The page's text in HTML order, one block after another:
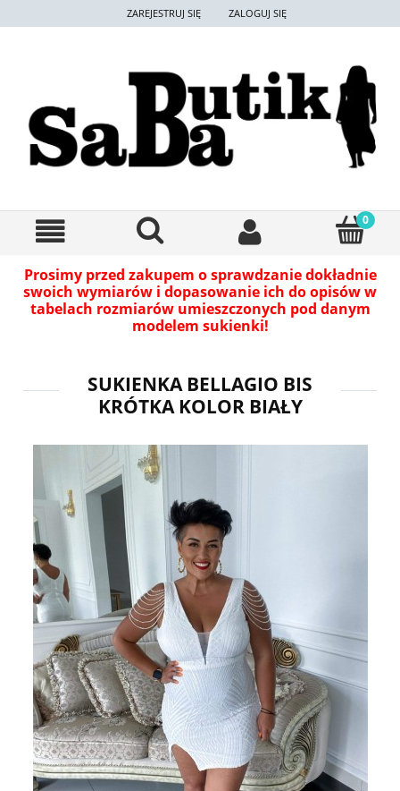
ZAREJESTRUJ SIĘ ZALOGUJ SIĘ
Prosimy przed zakupem o sprawdzanie dokładnie
swoich wymiarów i dopasowanie ich do opisów w
tabelach rozmiarów umieszczonych pod danym
modelem sukienki!
SUKIENKA BELLAGIO BIS
KRÓTKA KOLOR BIAŁY